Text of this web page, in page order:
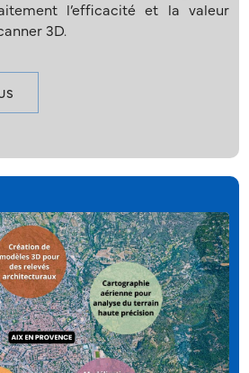
l’efficacité et la valeur
3D.